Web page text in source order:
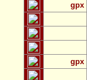
gpx
gpx